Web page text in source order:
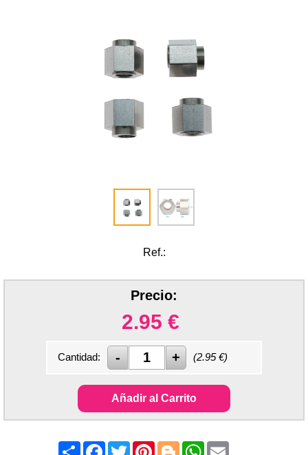
Ref.:
Precio:
2.95 €
Cantidad: (2.95€)
Añadir al Carrito
ShareFacebook
TwitterPinterest
BloggerWhatsApp